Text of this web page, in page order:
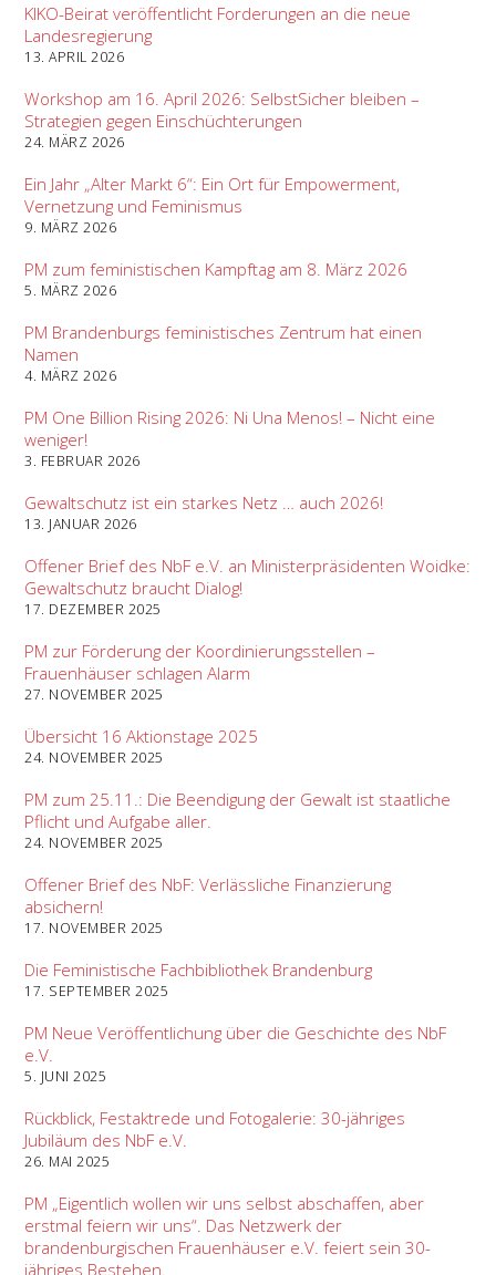
KIKO-Beirat veröffentlicht Forderungen an die neue
Landesregierung
13. APRIL 2026
Workshop am 16. April 2026: SelbstSicher bleiben –
Strategien gegen Einschüchterungen
24. MÄRZ 2026
Ein Jahr „Alter Markt 6“: Ein Ort für Empowerment,
Vernetzung und Feminismus
9. MÄRZ 2026
PM zum feministischen Kampftag am 8. März 2026
5. MÄRZ 2026
PM Brandenburgs feministisches Zentrum hat einen
Namen
4. MÄRZ 2026
PM One Billion Rising 2026: Ni Una Menos! – Nicht eine
weniger!
3. FEBRUAR 2026
Gewaltschutz ist ein starkes Netz … auch 2026!
13. JANUAR 2026
Offener Brief des NbF e.V. an Ministerpräsidenten Woidke:
Gewaltschutz braucht Dialog!
17. DEZEMBER 2025
PM zur Förderung der Koordinierungsstellen –
Frauenhäuser schlagen Alarm
27. NOVEMBER 2025
Übersicht 16 Aktionstage 2025
24. NOVEMBER 2025
PM zum 25.11.: Die Beendigung der Gewalt ist staatliche
Pflicht und Aufgabe aller.
24. NOVEMBER 2025
Offener Brief des NbF: Verlässliche Finanzierung
absichern!
17. NOVEMBER 2025
Die Feministische Fachbibliothek Brandenburg
17. SEPTEMBER 2025
PM Neue Veröffentlichung über die Geschichte des NbF
e.V.
5. JUNI 2025
Rückblick, Festaktrede und Fotogalerie: 30-jähriges
Jubiläum des NbF e.V.
26. MAI 2025
PM „Eigentlich wollen wir uns selbst abschaffen, aber
erstmal feiern wir uns“. Das Netzwerk der
brandenburgischen Frauenhäuser e.V. feiert sein 30-
jähriges Bestehen.